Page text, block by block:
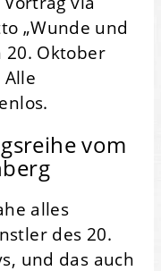
„Wunde und
20. Oktober
vom
alles
des 20.
und das auch